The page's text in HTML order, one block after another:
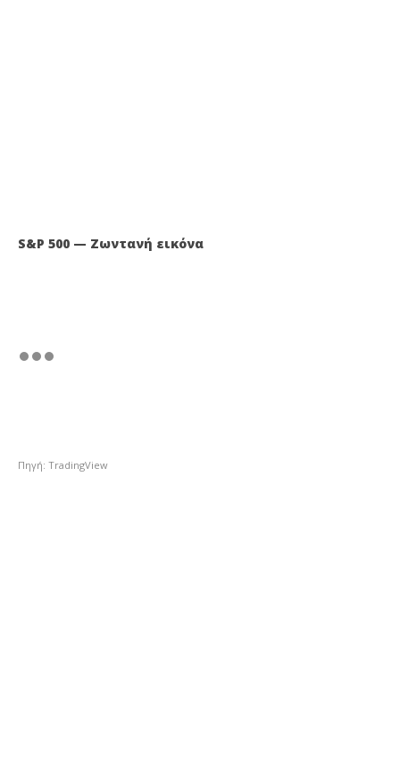
S&P 500 — Ζωντανή εικόνα
Πηγή: TradingView